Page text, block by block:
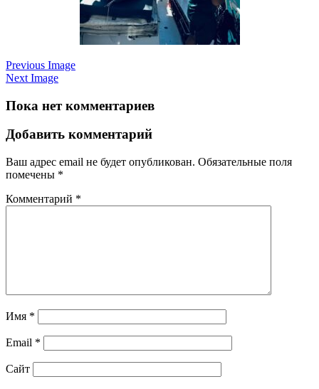
Previous Image
Next Image
Пока нет комментариев
Добавить комментарий
Ваш адрес email не будет опубликован. Обязательные поля
помечены *
Комментарий *
Имя *
Email *
Сайт